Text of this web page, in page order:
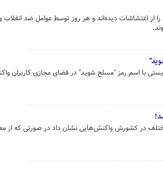
از اغتشاشات دیده‌اند و هر روز توسط عوامل ضد انقلاب
با اسم رمز "مسلح شوید" در فضای مجازی کاربران
مختلف در کشورش واکنش‌هایی نشان داد در صورتی که از